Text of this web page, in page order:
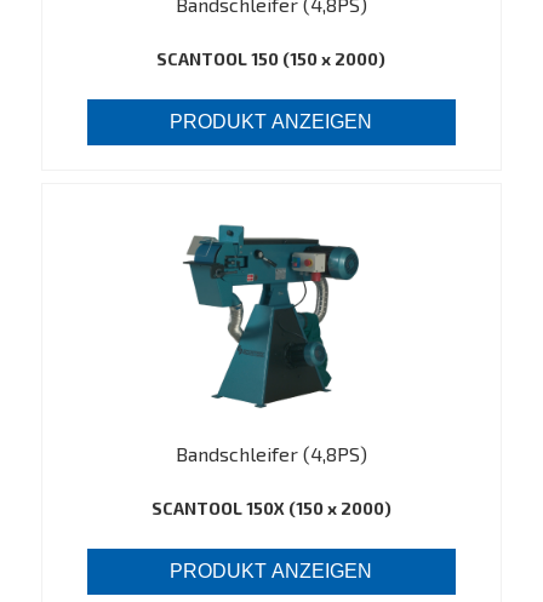
SCANTOOL 150 (150 x 2000)
PRODUKT ANZEIGEN
Bandschleifer (4,8PS)
SCANTOOL 150X (150 x 2000)
PRODUKT ANZEIGEN